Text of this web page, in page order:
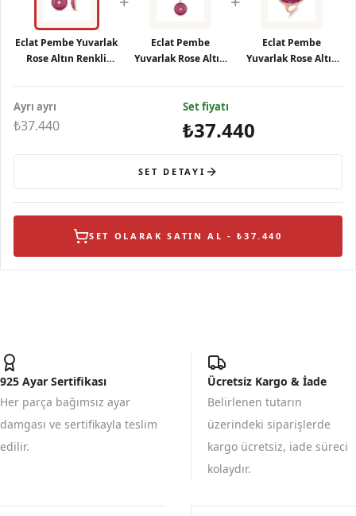
Eclat Pembe Yuvarlak
Rose Altın Renkli
Eclat Pembe
Yuvarlak Rose Altın
Eclat Pembe
Yuvarlak Rose Altın
Ayrı ayrı
₺37.440
Set fiyatı
₺37.440
SET DETAYI
SET OLARAK SATIN AL - ₺37.440
925 Ayar Sertifikası
Her parça bağımsız ayar
damgası ve sertifikayla teslim
edilir.
Ücretsiz Kargo & İade
Belirlenen tutarın
üzerindeki siparişlerde
kargo ücretsiz, iade süreci
kolaydır.